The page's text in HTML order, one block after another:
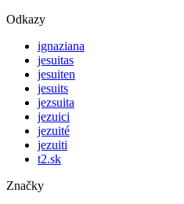
Odkazy
ignaziana
jesuitas
jesuiten
jesuits
jezsuita
jezuici
jezuité
jezuiti
t2.sk
Značky